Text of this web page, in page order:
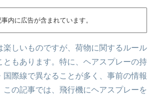
事内に広告が含まれています。
楽しいものですが、荷物に関するルール
ともあります。特に、ヘアスプレーの持
国際線で異なることが多く、事前の情報
この記事では、飛行機にヘアスプレーを